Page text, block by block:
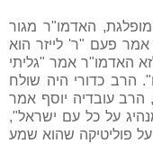
האדמו"ר מגור
פעם "ר' לייזר הוא
האדמו"ר אמר "גליתי
הרב כדורי היה שולח
הרב עובדיה יוסף אמר
על כל עם ישראל",
פוליטיקה שהוא שמע